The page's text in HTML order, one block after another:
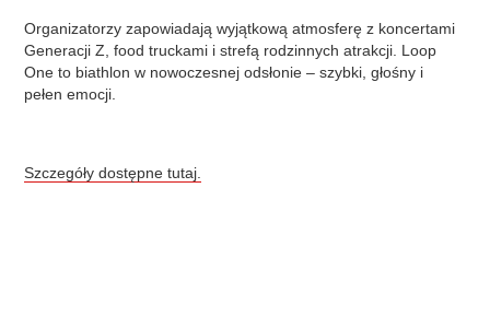
Organizatorzy zapowiadają wyjątkową atmosferę z koncertami
Generacji Z, food truckami i strefą rodzinnych atrakcji. Loop
One to biathlon w nowoczesnej odsłonie – szybki, głośny i
pełen emocji.
Szczegóły dostępne tutaj.